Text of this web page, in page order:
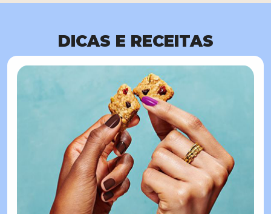
DICAS E RECEITAS